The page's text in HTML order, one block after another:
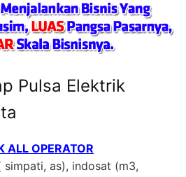
Pulsa Elektrik
ALL OPERATOR
simpati, as), indosat (m3,